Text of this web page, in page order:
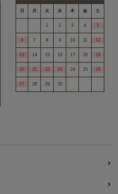
日 月 火 水 木 金 土
1 2 3 4 5
6 7 8 9 10 11 12
13 14 15 16 17 18 19
20 21 22 23 24 25 26
27 28 29 30